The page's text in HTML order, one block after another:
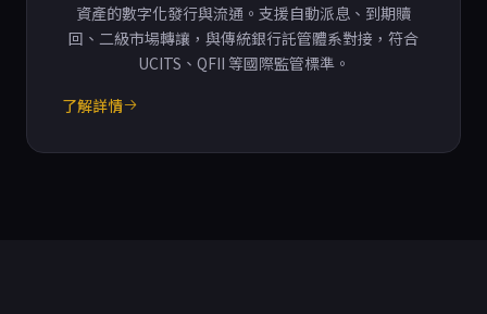
資產的數字化發行與流通。支援自動派息、到期贖
回、二級市場轉讓，與傳統銀行託管體系對接，符合
UCITS、QFII 等國際監管標準。
了解詳情